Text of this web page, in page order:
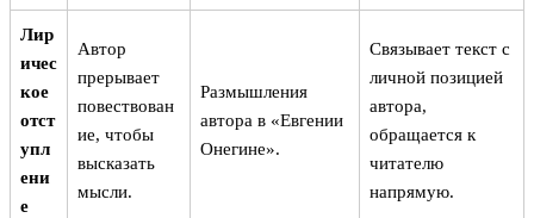
Лир
ичес
кое
отст
упл
ени
е
Автор
прерывает
повествован
ие, чтобы
высказать
мысли.
Размышления
автора в «Евгении
Онегине».
Связывает текст с
личной позицией
автора,
обращается к
читателю
напрямую.